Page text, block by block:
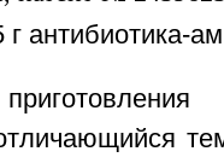
антибиотика-